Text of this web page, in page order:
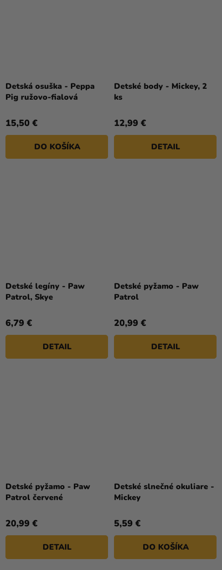
Detská osuška - Peppa
Pig ružovo-fialová
15,50 €
DO KOŠÍKA
Detské body - Mickey, 2
ks
12,99 €
DETAIL
Detské legíny - Paw
Patrol, Skye
6,79 €
DETAIL
Detské pyžamo - Paw
Patrol
20,99 €
DETAIL
Detské pyžamo - Paw
Patrol červené
20,99 €
DETAIL
Detské slnečné okuliare -
Mickey
5,59 €
DO KOŠÍKA